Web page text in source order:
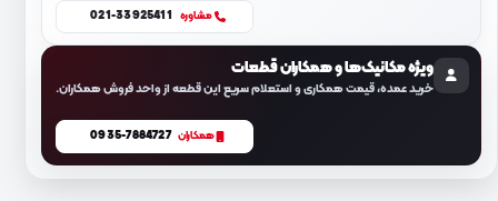
مشاوره 021-33925411
ویژه مکانیک‌ها و همکاران قطعات
خرید عمده، قیمت همکاری و استعلام سریع این قطعه از واحد فروش همکاران.
همکاران 0935-7884727